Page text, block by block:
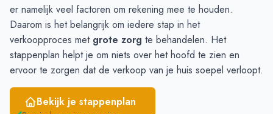
Mei
3
4
Juni
2 5
er namelijk veel factoren om rekening mee te houden.
Daarom is het belangrijk om iedere stap in het
verkoopproces met grote zorg te behandelen. Het
stappenplan helpt je om niets over het hoofd te zien en
ervoor te zorgen dat de verkoop van je huis soepel verloopt.
Bekijk je stappenplan